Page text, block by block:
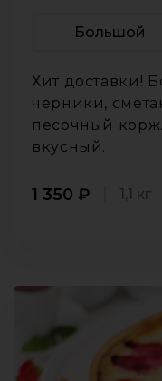
Большой
Хит доставки!
черники,
песочный
вкусный.
1 350 ₽ 1,1 кг